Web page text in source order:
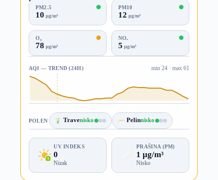
AQI
PM2.5
10 µg/m³
PM10
12 µg/m³
O₃
78 µg/m³
NO₂
5 µg/m³
AQI — TREND (24H) min 24 · max 61
POLEN Travenisko Pelinnisko
UV INDEKS
0
Nizak
PRAŠINA (PM)
1 µg/m³
Nisko